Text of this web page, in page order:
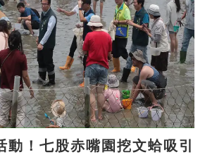
動！七股赤嘴園挖文蛤吸引